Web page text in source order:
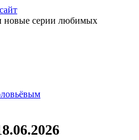
новые серии любимых